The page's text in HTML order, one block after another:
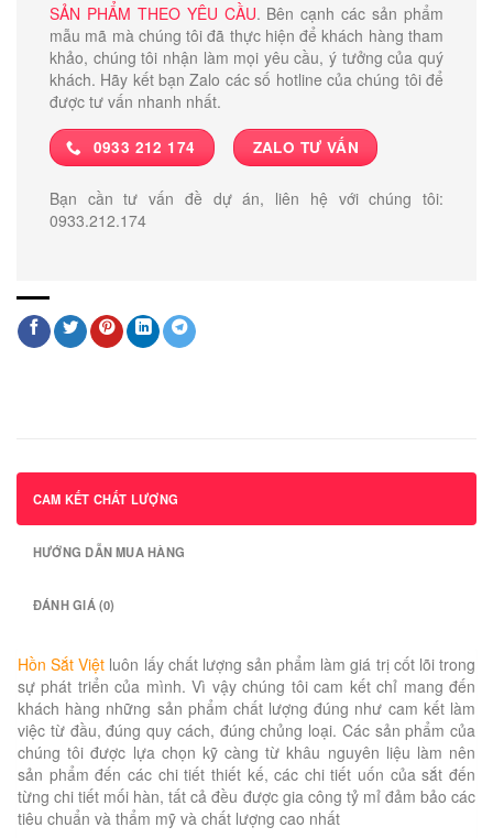
SẢN PHẨM THEO YÊU CẦU. Bên cạnh các sản phẩm
mẫu mã mà chúng tôi đã thực hiện để khách hàng tham
khảo, chúng tôi nhận làm mọi yêu cầu, ý tưởng của quý
khách. Hãy kết bạn Zalo các số hotline của chúng tôi để
được tư vấn nhanh nhất.
0933 212 174 ZALO TƯ VẤN
Bạn cần tư vấn đề dự án, liên hệ với chúng tôi:
0933.212.174
CAM KẾT CHẤT LƯỢNG
HƯỚNG DẪN MUA HÀNG
ĐÁNH GIÁ (0)
Hồn Sắt Việt luôn lấy chất lượng sản phẩm làm giá trị cốt lõi trong
sự phát triển của mình. Vì vậy chúng tôi cam kết chỉ mang đến
khách hàng những sản phẩm chất lượng đúng như cam kết làm
việc từ đầu, đúng quy cách, đúng chủng loại. Các sản phẩm của
chúng tôi được lựa chọn kỹ càng từ khâu nguyên liệu làm nên
sản phẩm đến các chi tiết thiết kế, các chi tiết uốn của sắt đến
từng chi tiết mối hàn, tất cả đều được gia công tỷ mỉ đảm bảo các
tiêu chuẩn và thẩm mỹ và chất lượng cao nhất